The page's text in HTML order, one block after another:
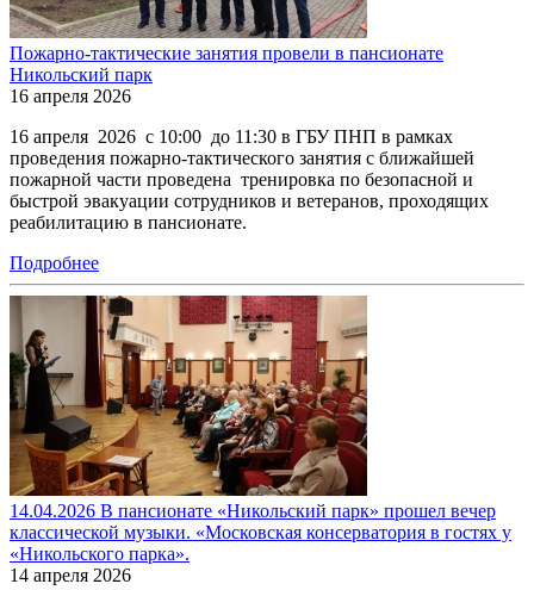
Пожарно-тактические занятия провели в пансионате
Никольский парк
16 апреля 2026
16 апреля 2026 с 10:00 до 11:30 в ГБУ ПНП в рамках
проведения пожарно-тактического занятия с ближайшей
пожарной части проведена тренировка по безопасной и
быстрой эвакуации сотрудников и ветеранов, проходящих
реабилитацию в пансионате.
Подробнее
14.04.2026 В пансионате «Никольский парк» прошел вечер
классической музыки. «Московская консерватория в гостях у
«Никольского парка».
14 апреля 2026